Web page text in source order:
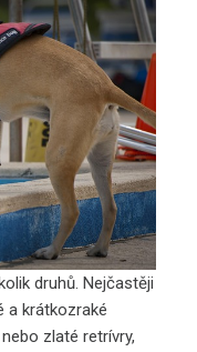
druhů. Nejčastěji
a krátkozraké
zlaté retrívry,